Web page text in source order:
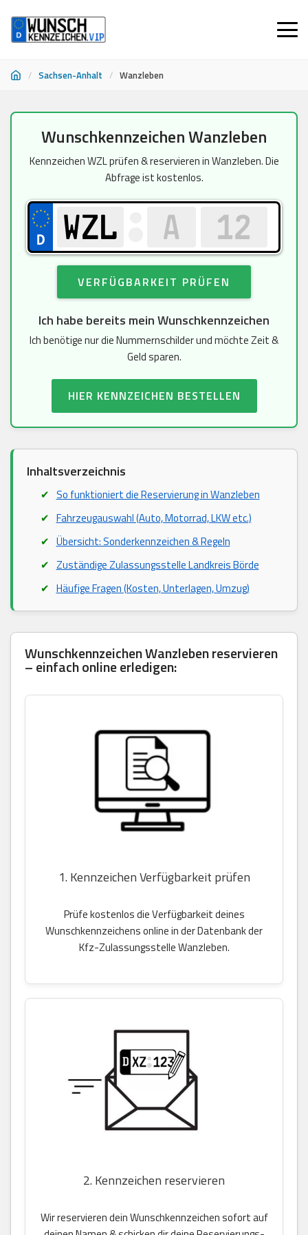
/ Sachsen-Anhalt / Wanzleben
springen
Wunschkennzeichen Wanzleben
Kennzeichen WZL prüfen & reservieren in Wanzleben. Die
Abfrage ist kostenlos.
VERFÜGBARKEIT PRÜFEN
Ich habe bereits mein Wunschkennzeichen
Ich benötige nur die Nummernschilder und möchte Zeit &
Geld sparen.
HIER KENNZEICHEN BESTELLEN
Inhaltsverzeichnis
So funktioniert die Reservierung in Wanzleben
Fahrzeugauswahl (Auto, Motorrad, LKW etc.)
Übersicht: Sonderkennzeichen & Regeln
Zuständige Zulassungsstelle Landkreis Börde
Häufige Fragen (Kosten, Unterlagen, Umzug)
Wunschkennzeichen Wanzleben reservieren
– einfach online erledigen:
1. Kennzeichen Verfügbarkeit prüfen
Prüfe kostenlos die Verfügbarkeit deines
Wunschkennzeichens online in der Datenbank der
Kfz-Zulassungsstelle Wanzleben.
2. Kennzeichen reservieren
Wir reservieren dein Wunschkennzeichen sofort auf